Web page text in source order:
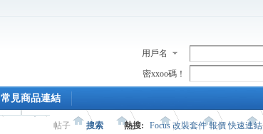
用戶名
密xxoo碼！
常見商品連結
帖子 搜索 熱搜: Focus 改裝套件 報價 快速連結